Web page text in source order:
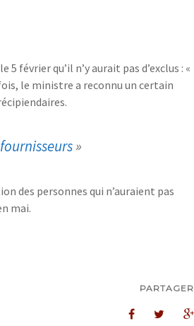
février qu’il n’y aurait pas d’exclus : «
le ministre a reconnu un certain
»
des personnes qui n’auraient pas
mai.
PARTAGER